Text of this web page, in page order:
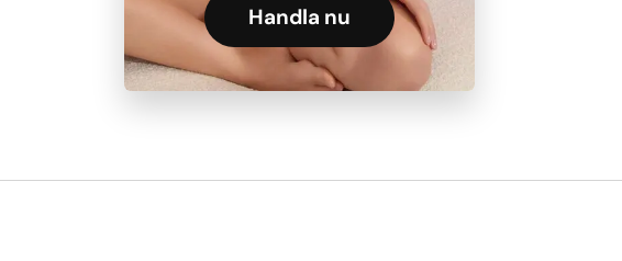
Handla nu